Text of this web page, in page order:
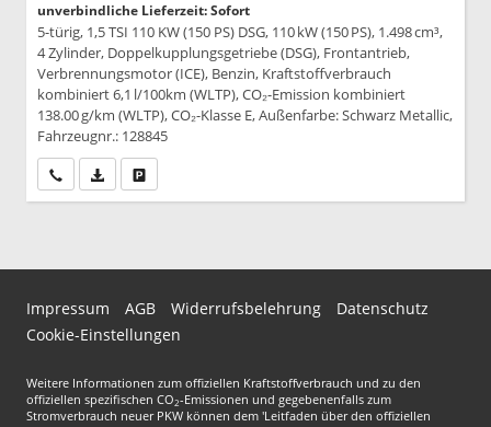
unverbindliche Lieferzeit: Sofort
5-türig, 1,5 TSI 110 KW (150 PS) DSG, 110 kW (150 PS), 1.498 cm³,
4 Zylinder, Doppelkupplungsgetriebe (DSG), Frontantrieb,
Verbrennungsmotor (ICE), Benzin, Kraftstoffverbrauch
kombiniert 6,1 l/100km (WLTP), CO₂-Emission kombiniert
138.00 g/km (WLTP), CO₂-Klasse E, Außenfarbe: Schwarz Metallic,
Fahrzeugnr.: 128845
Wir rufen Sie anPDF-Datei, Fahrzeugexposé drucken
Impressum AGB Widerrufsbelehrung
Datenschutz
Cookie-Einstellungen
Weitere Informationen zum offiziellen Kraftstoffverbrauch und zu den
offiziellen spezifischen CO2-Emissionen und gegebenenfalls zum
Stromverbrauch neuer PKW können dem 'Leitfaden über den offiziellen